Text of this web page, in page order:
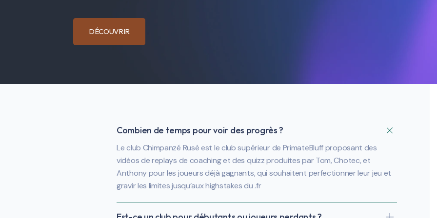
DÉCOUVRIR
Combien de temps pour voir des progrès ?
Le club Chimpanzé Rusé est le club supérieur de PrimateBluff proposant des
vidéos de replays de coaching et des quizz produites par Tom, Chotec, et
Anthony pour les joueurs déjà gagnants, qui souhaitent perfectionner leur jeu et
gravir les limites jusqu’aux highstakes du .fr